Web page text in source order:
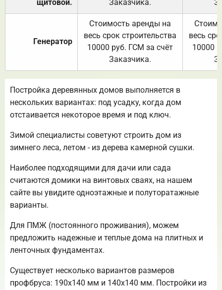
щитовой.
Заказчика.
Генератор
Стоимость аренды на
весь срок строительства
10000 руб. ГСМ за счёт
Заказчика.
весь
10000
Постройка деревянных домов выполняется в
нескольких вариантах: под усадку, когда дом
отстаивается некоторое время и под ключ.
Зимой специалисты советуют строить дом из
зимнего леса, летом - из дерева камерной сушки.
Наиболее подходящими для дачи или сада
считаются домики на винтовых сваях, на нашем
сайте вы увидите одноэтажные и полуторатажные
варианты.
Для ПМЖ (постоянного проживания), можем
предложить надежные и теплые дома на плитных и
ленточных фундаментах.
Существует несколько вариантов размеров
профбруса: 190х140 мм и 140х140 мм. Постройки из